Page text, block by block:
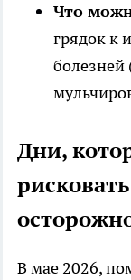
Что
грядок к
болезней
Дни,
В мае 2026,